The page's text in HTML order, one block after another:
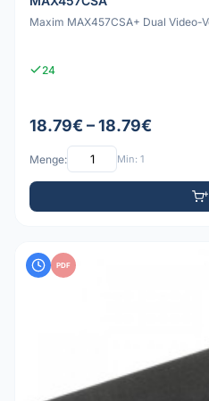
Maxim MAX457CSA+ Dual Video-
24
18.79€ – 18.79€
Menge: Min: 1
PDF